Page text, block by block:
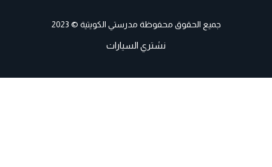
جميع الحقوق محفوظة مدرستي الكويتية © 2023
نشتري السيارات